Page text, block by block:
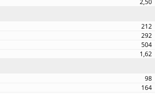
2,50
212
292
504
1,62
98
164